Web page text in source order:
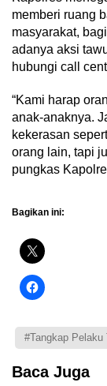
memberi ruang
masyarakat,
adanya aksi
hubungi call
“Kami harap
anak-anaknya.
kekerasan
orang lain, tapi
pungkas
Bagikan ini:
#Tangkap Pelaku
Baca Juga